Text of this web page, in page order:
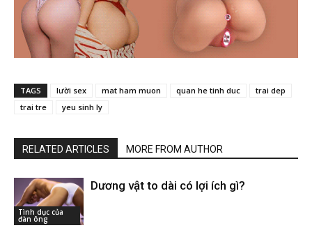
TAGS lười sex mat ham muon quan he tinh duc
trai dep
trai tre
yeu sinh ly
RELATED ARTICLES MORE FROM AUTHOR
Tình dục của
đàn ông
Dương vật to dài có lợi ích gì?